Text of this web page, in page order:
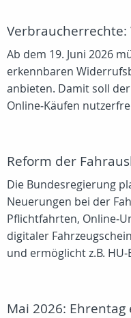
Ab dem 19. Juni 2026
erkennbaren
anbieten. Damit soll
Online‑Käufen
Reform der
Die Bundesregierung
Neuerungen bei der
Pflichtfahrten,
digitaler
und ermöglicht z.B.
Mai 2026: